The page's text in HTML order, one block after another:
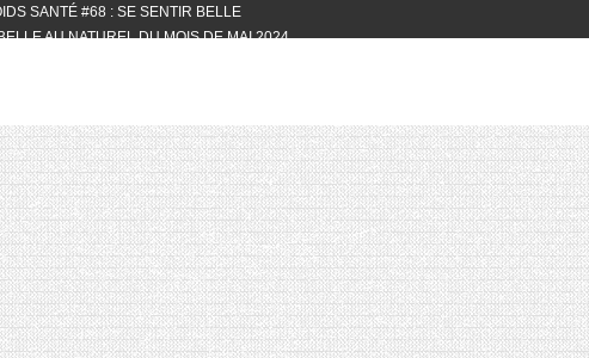
SANTÉ #68 : SE SENTIR BELLE
AU NATUREL DU MOIS DE MAI 2024
MY LITTLE & BIOTYFULL BOX DU MOIS DE MAI 2024
: MEAL PREP & CONVIVIALITÉ
MY LITTLE & BIOTYFULL BOX DU MOIS D’AVRIL
SANTÉ #67 : L’AVIS DES AUTRES, CE N’EST QUE LA
MY LITTLE & BIOTYFULL BOX DES MOIS DE
FEAT. AKILA
DU MOIS #JANVIER2024
#34 : IDÉES RECETTES RISOTTO